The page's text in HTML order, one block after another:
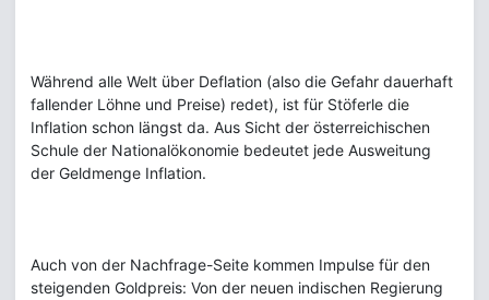
Während alle Welt über Deflation (also die Gefahr dauerhaft
fallender Löhne und Preise) redet), ist für Stöferle die
Inflation schon längst da. Aus Sicht der österreichischen
Schule der Nationalökonomie bedeutet jede Ausweitung
der Geldmenge Inflation.
Auch von der Nachfrage-Seite kommen Impulse für den
steigenden Goldpreis: Von der neuen indischen Regierung